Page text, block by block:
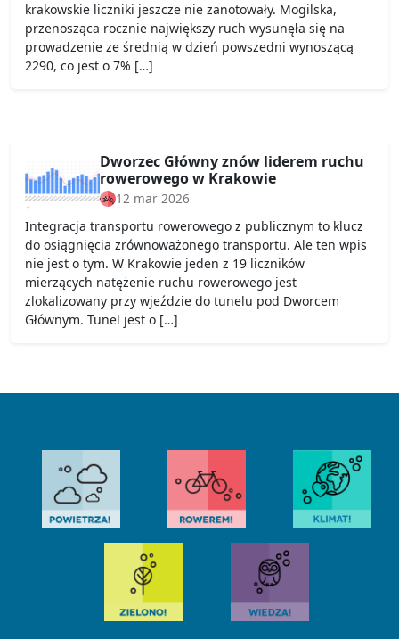
krakowskie liczniki jeszcze nie zanotowały. Mogilska,
przenosząca rocznie największy ruch wysunęła się na
prowadzenie ze średnią w dzień powszedni wynoszącą
2290, co jest o 7% […]
Dworzec Główny znów liderem ruchu
rowerowego w Krakowie
12 mar 2026
Integracja transportu rowerowego z publicznym to klucz
do osiągnięcia zrównoważonego transportu. Ale ten wpis
nie jest o tym. W Krakowie jeden z 19 liczników
mierzących natężenie ruchu rowerowego jest
zlokalizowany przy wjeździe do tunelu pod Dworcem
Głównym. Tunel jest o […]